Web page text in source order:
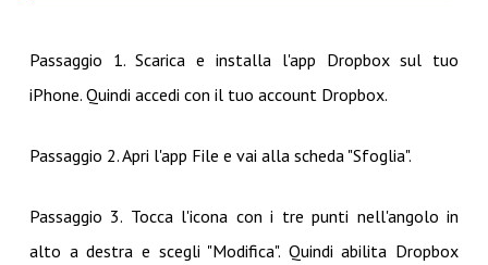
Passaggio 1. Scarica e installa l'app Dropbox sul tuo
iPhone. Quindi accedi con il tuo account Dropbox.
Passaggio 2. Apri l'app File e vai alla scheda "Sfoglia".
Passaggio 3. Tocca l'icona con i tre punti nell'angolo in
alto a destra e scegli "Modifica". Quindi abilita Dropbox